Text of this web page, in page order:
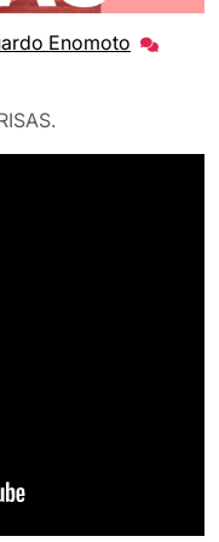
Enomoto Eduardo